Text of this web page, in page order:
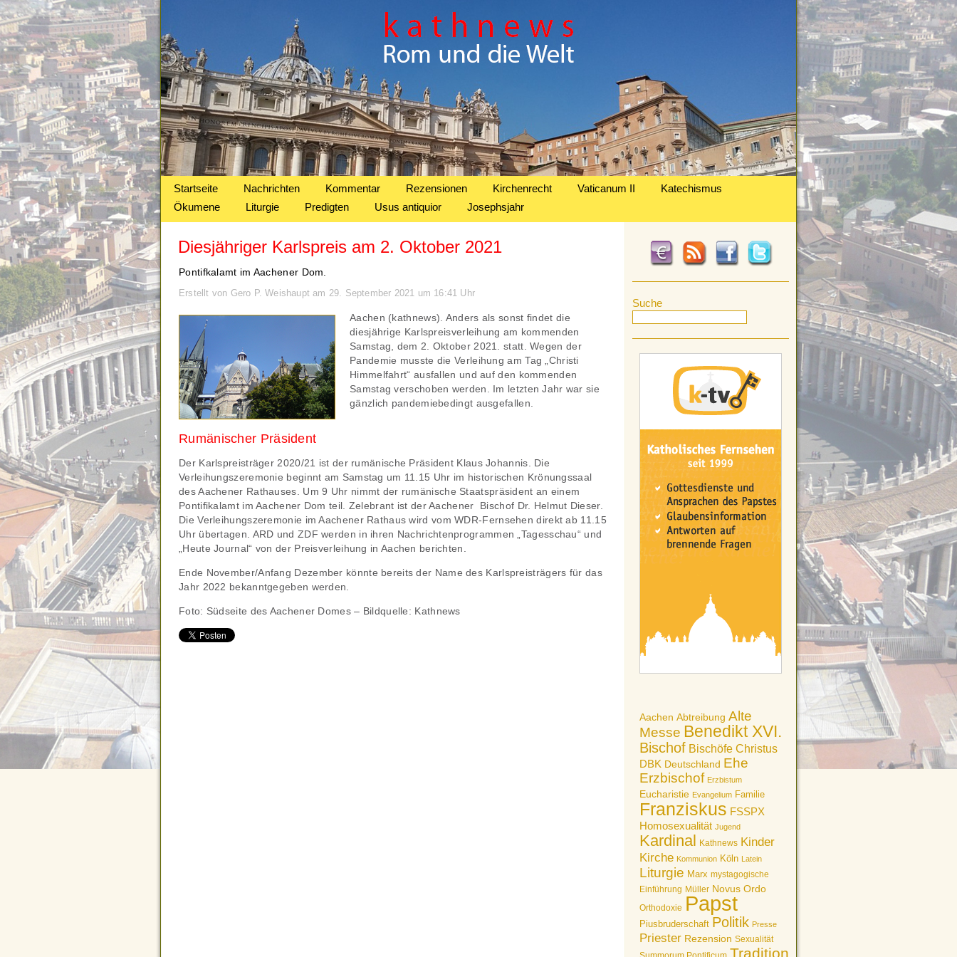
Startseite Nachrichten Kommentar Rezensionen Kirchenrecht Vaticanum II
Katechismus
Ökumene
Liturgie Predigten Usus antiquior Josephsjahr
Suche
Aachen Abtreibung Alte
Messe Benedikt XVI.
Bischof Bischöfe Christus
DBK Deutschland Ehe
Erzbischof Erzbistum
Eucharistie Evangelium Familie
Franziskus FSSPX
Homosexualität Jugend
Kardinal Kathnews Kinder
Kirche Kommunion Köln Latein
Liturgie Marx mystagogische
Einführung Müller Novus Ordo
Orthodoxie Papst
Piusbruderschaft Politik Presse
Priester Rezension Sexualität
Tradition
Diesjähriger Karlspreis am 2. Oktober 2021
Pontifkalamt im Aachener Dom.
Erstellt von Gero P. Weishaupt am 29. September 2021 um 16:41 Uhr
Aachen (kathnews). Anders als sonst findet die
diesjährige Karlspreisverleihung am kommenden
Samstag, dem 2. Oktober 2021. statt. Wegen der
Pandemie musste die Verleihung am Tag „Christi
Himmelfahrt“ ausfallen und auf den kommenden
Samstag verschoben werden. Im letzten Jahr war sie
gänzlich pandemiebedingt ausgefallen.
Rumänischer Präsident
Der Karlspreisträger 2020/21 ist der rumänische Präsident Klaus Johannis. Die
Verleihungszeremonie beginnt am Samstag um 11.15 Uhr im historischen Krönungssaal
des Aachener Rathauses. Um 9 Uhr nimmt der rumänische Staatspräsident an einem
Pontifikalamt im Aachener Dom teil. Zelebrant ist der Aachener Bischof Dr. Helmut Dieser.
Die Verleihungszeremonie im Aachener Rathaus wird vom WDR-Fernsehen direkt ab 11.15
Uhr übertagen. ARD und ZDF werden in ihren Nachrichtenprogrammen „Tagesschau“ und
„Heute Journal“ von der Preisverleihung in Aachen berichten.
Ende November/Anfang Dezember könnte bereits der Name des Karlspreisträgers für das
Jahr 2022 bekanntgegeben werden.
Foto: Südseite des Aachener Domes – Bildquelle: Kathnews